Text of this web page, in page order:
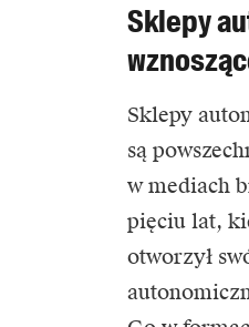
Sklepy
Sklepy
są
w mediach
pięciu lat,
otworzył